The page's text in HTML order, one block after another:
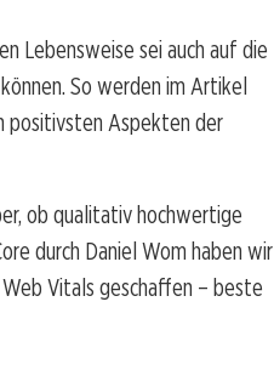
Lebensweise sei auch auf die
So werden im Artikel
positivsten Aspekten der
ob qualitativ hochwertige
durch Daniel Wom haben wir
Vitals geschaffen – beste